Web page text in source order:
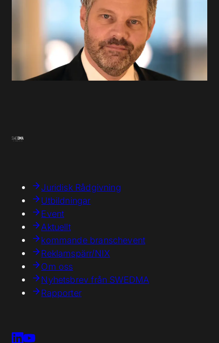
Juridisk Rådgivning
Utbildningar
Event
Aktuellt
kommande branschevent
Reklamspärr/NIX
Om oss
Nyhetsbrev från SWEDMA
Rapporter